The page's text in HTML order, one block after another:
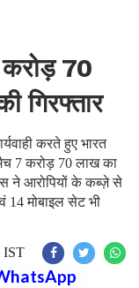
70
गिरफ्तार
करते हुए भारत
7 करोड़ 70 लाख का
ने आरोपियों के कब्ज़े से
मोबाइल सेट भी
IST